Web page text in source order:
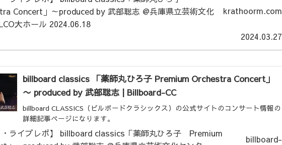
krathoorm.com
2024.03.27
billboard classics 「薬師丸ひろ子 Premium Orchestra Concert」
〜 produced by 武部聡志 | Billboard-CC
billboard CLASSICS（ビルボードクラシックス）の公式サイトのコンサート情報の
詳細記事ページになります。
billboard-